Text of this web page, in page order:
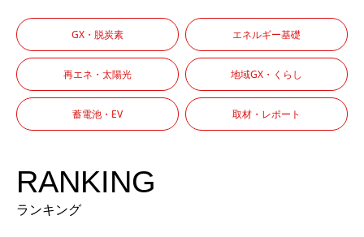
GX・脱炭素 エネルギー基礎
再エネ・太陽光 地域GX・くらし
蓄電池・EV 取材・レポート
RANKING
ランキング